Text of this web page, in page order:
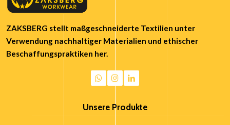
ZAKSBERG stellt maßgeschneiderte Textilien unter
Verwendung nachhaltiger Materialien und ethischer
Beschaffungspraktiken her.
Unsere Produkte